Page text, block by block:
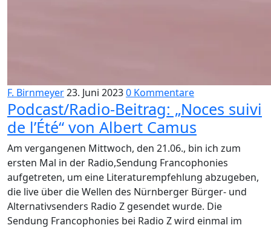
F. Birnmeyer23. Juni 20230 Kommentare
Podcast/Radio-Beitrag: „Noces suivi
de l’Été“ von Albert Camus
Am vergangenen Mittwoch, den 21.06., bin ich zum
ersten Mal in der Radio,Sendung Francophonies
aufgetreten, um eine Literaturempfehlung abzugeben,
die live über die Wellen des Nürnberger Bürger- und
Alternativsenders Radio Z gesendet wurde. Die
Sendung Francophonies bei Radio Z wird einmal im